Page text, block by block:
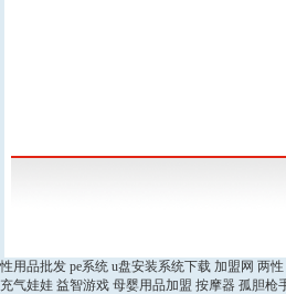
性用品批发 pe系统 u盘安装系统下载 加盟网 两性
充气娃娃 益智游戏 母婴用品加盟 按摩器 孤胆枪